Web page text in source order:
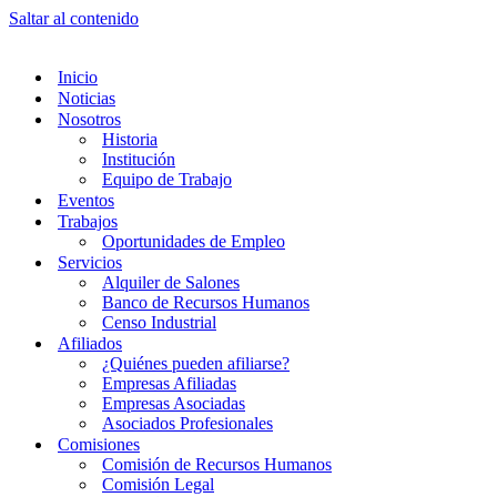
Saltar al contenido
Inicio
Noticias
Nosotros
Historia
Institución
Equipo de Trabajo
Eventos
Trabajos
Oportunidades de Empleo
Servicios
Alquiler de Salones
Banco de Recursos Humanos
Censo Industrial
Afiliados
¿Quiénes pueden afiliarse?
Empresas Afiliadas
Empresas Asociadas
Asociados Profesionales
Comisiones
Comisión de Recursos Humanos
Comisión Legal